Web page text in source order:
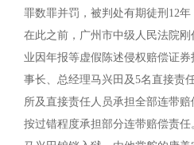
罪数罪并罚，被判处有期徒刑12年
在此之前，广州市中级人民法院
业因年报等虚假陈述侵权赔偿证
事长、总经理马兴田及5名直接责
所及直接责任人员承担全部连带
按过错程度承担部分连带赔偿责任